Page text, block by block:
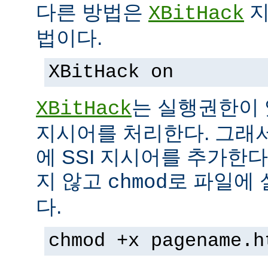
다른 방법은 XBitHack
법이다.
XBitHack on
XBitHack는 실행권한이
지시어를 처리한다. 그래
에 SSI 지시어를 추가한
지 않고 chmod 로 파일에
다.
chmod +x